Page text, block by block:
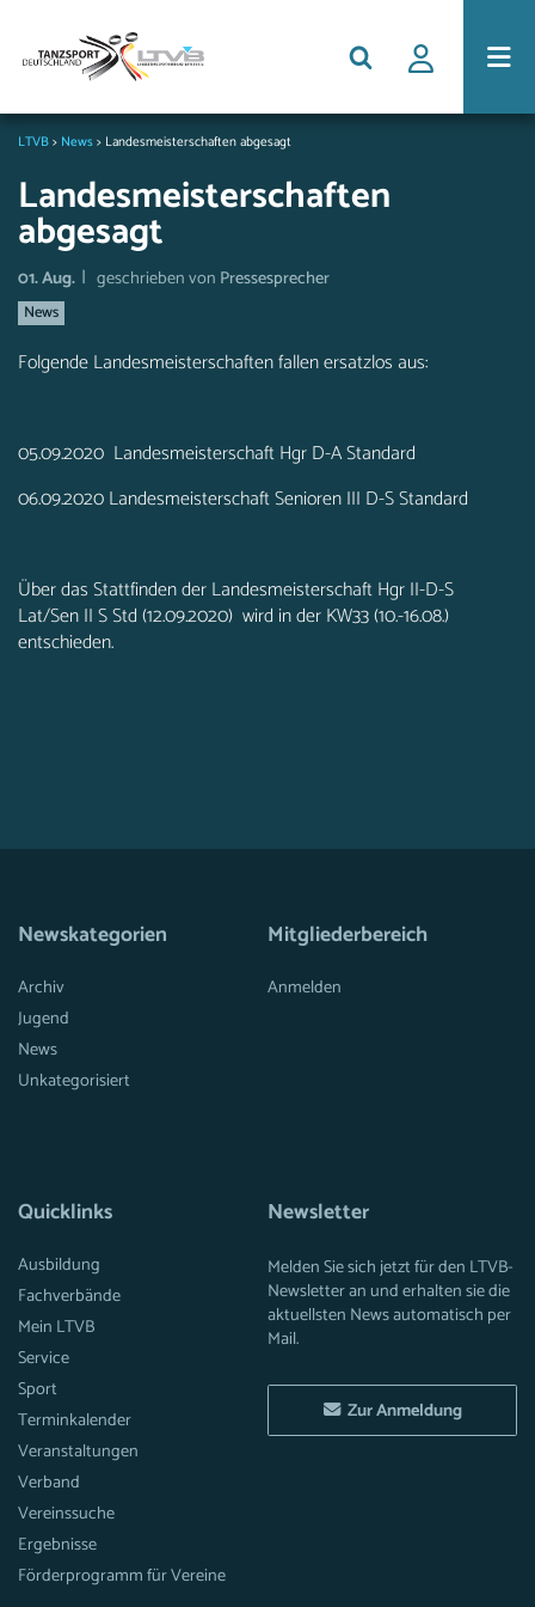
LTVB> News> Landesmeisterschaften abgesagt
Landesmeisterschaften
abgesagt
01. Aug. | geschrieben von Pressesprecher
News
Folgende Landesmeisterschaften fallen ersatzlos aus:
05.09.2020 Landesmeisterschaft Hgr D-A Standard
06.09.2020 Landesmeisterschaft Senioren III D-S Standard
Über das Stattfinden der Landesmeisterschaft Hgr II-D-S
Lat/Sen II S Std (12.09.2020) wird in der KW33 (10.-16.08.)
entschieden.
Newskategorien
Archiv
Jugend
News
Unkategorisiert
Mitgliederbereich
Anmelden
Quicklinks
Ausbildung
Fachverbände
Mein LTVB
Service
Sport
Terminkalender
Veranstaltungen
Verband
Vereinssuche
Ergebnisse
Förderprogramm für Vereine
Newsletter
Melden Sie sich jetzt für den LTVB-
Newsletter an und erhalten sie die
aktuellsten News automatisch per
Mail.
Zur Anmeldung